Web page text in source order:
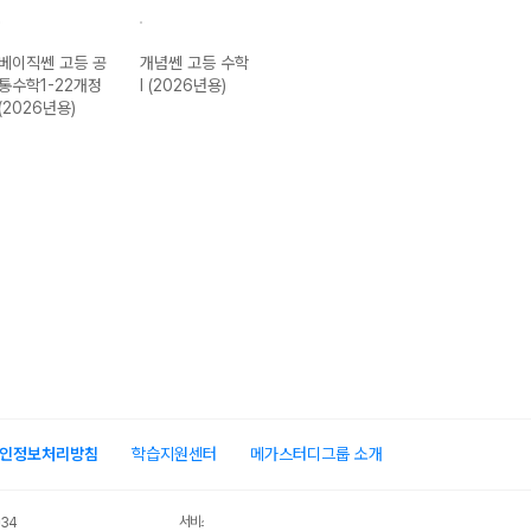
베이직쎈 고등 공
통수학1-22개정
(2026년용)
개념쎈 고등 수학
I (2026년용)
정보처리방침 학습지원센터 메가스터디그룹 소개
서비스 가입사실 확인